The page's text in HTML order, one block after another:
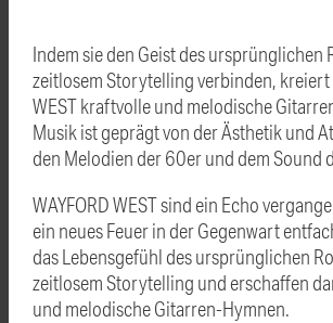
Indem sie den Geist des ursprünglichen
zeitlosem Storytelling verbinden, kreiert
WEST kraftvolle und melodische
Musik ist geprägt von der Ästhetik und
den Melodien der 60er und dem Sound
WAYFORD WEST sind ein Echo
ein neues Feuer in der Gegenwart
das Lebensgefühl des ursprünglichen
zeitlosem Storytelling und erschaffen
und melodische Gitarren-Hymnen.